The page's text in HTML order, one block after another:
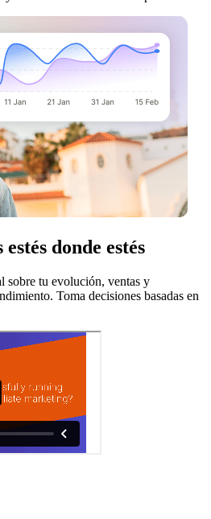
donde estés
sobre tu evolución, ventas y
Toma decisiones basadas en